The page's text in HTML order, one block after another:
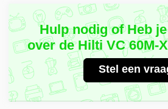
Hulp nodig of Heb
over de Hilti VC 60M-
Stel een